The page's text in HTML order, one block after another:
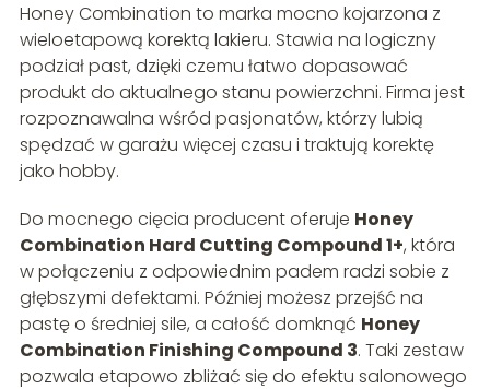
Honey Combination to marka mocno kojarzona z
wieloetapową korektą lakieru. Stawia na logiczny
podział past, dzięki czemu łatwo dopasować
produkt do aktualnego stanu powierzchni. Firma jest
rozpoznawalna wśród pasjonatów, którzy lubią
spędzać w garażu więcej czasu i traktują korektę
jako hobby.
Do mocnego cięcia producent oferuje Honey
Combination Hard Cutting Compound 1+, która
w połączeniu z odpowiednim padem radzi sobie z
głębszymi defektami. Później możesz przejść na
pastę o średniej sile, a całość domknąć Honey
Combination Finishing Compound 3. Taki zestaw
pozwala etapowo zbliżać się do efektu salonowego